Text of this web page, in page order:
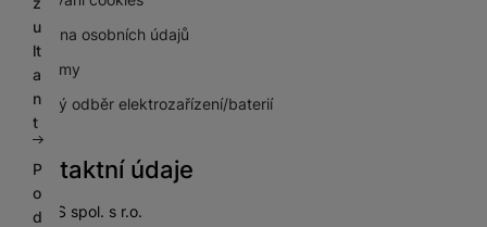
u
lt
a
n
t
P
o
d
Ochrana osobních údajů
Pro firmy
Zpětný odběr elektrozařízení/baterií
Kontaktní údaje
SETOS spol. s r.o.